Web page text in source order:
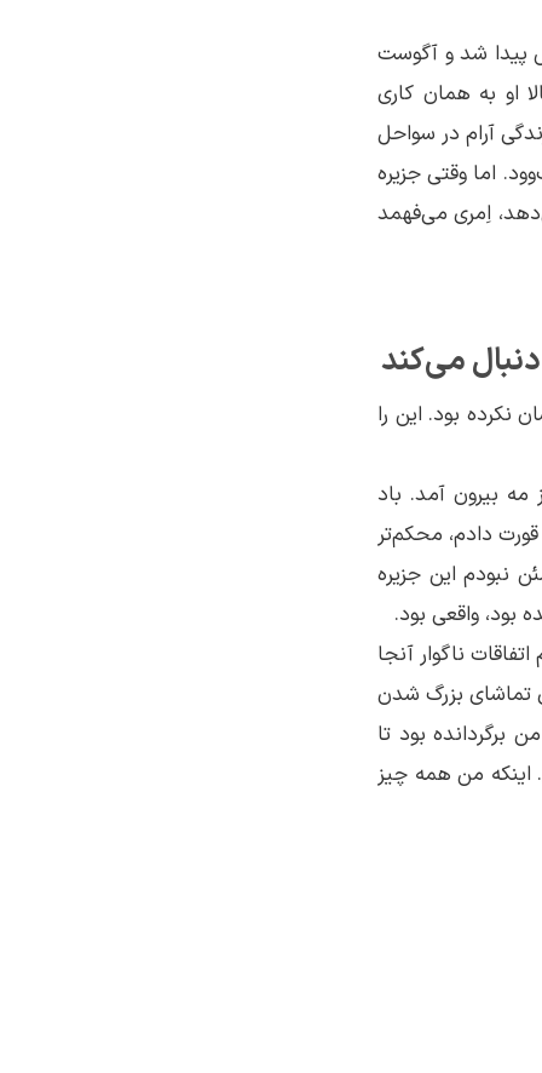
پیدا شد و آگوست
او به همان کاری
آرام در سواحل
اما وقتی جزیره
اِمری می‌فهمد
می‌کند
بود. این را
بیرون آمد. باد
دادم، محکم‌تر
نبودم این جزیره
بود، واقعی بود.
ناگوار آنجا
تماشای بزرگ شدن
برگردانده بود تا
من همه چیز